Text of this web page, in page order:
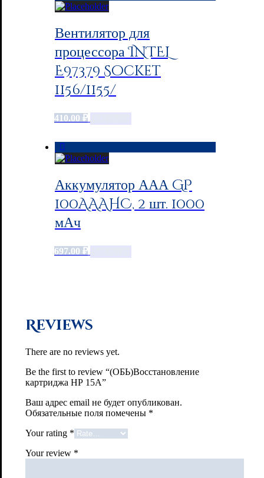
Вентилятор для
процессора INTEL
E97379 Socket
1156/1155/
410.00 ₽
Аккумулятор ААА GP
100AAAHC, 2 шт. 1000
мАч
697.00 ₽
Reviews
There are no reviews yet.
Be the first to review “(ОБЬ)Восстановление
картриджа НР 15A”
Ваш адрес email не будет опубликован.
Обязательные поля помечены *
Your rating *
Your review *